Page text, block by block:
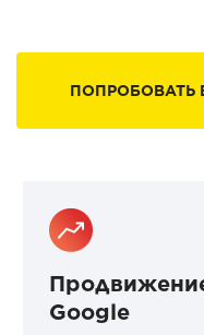
ПОПРОБОВАТЬ
Google